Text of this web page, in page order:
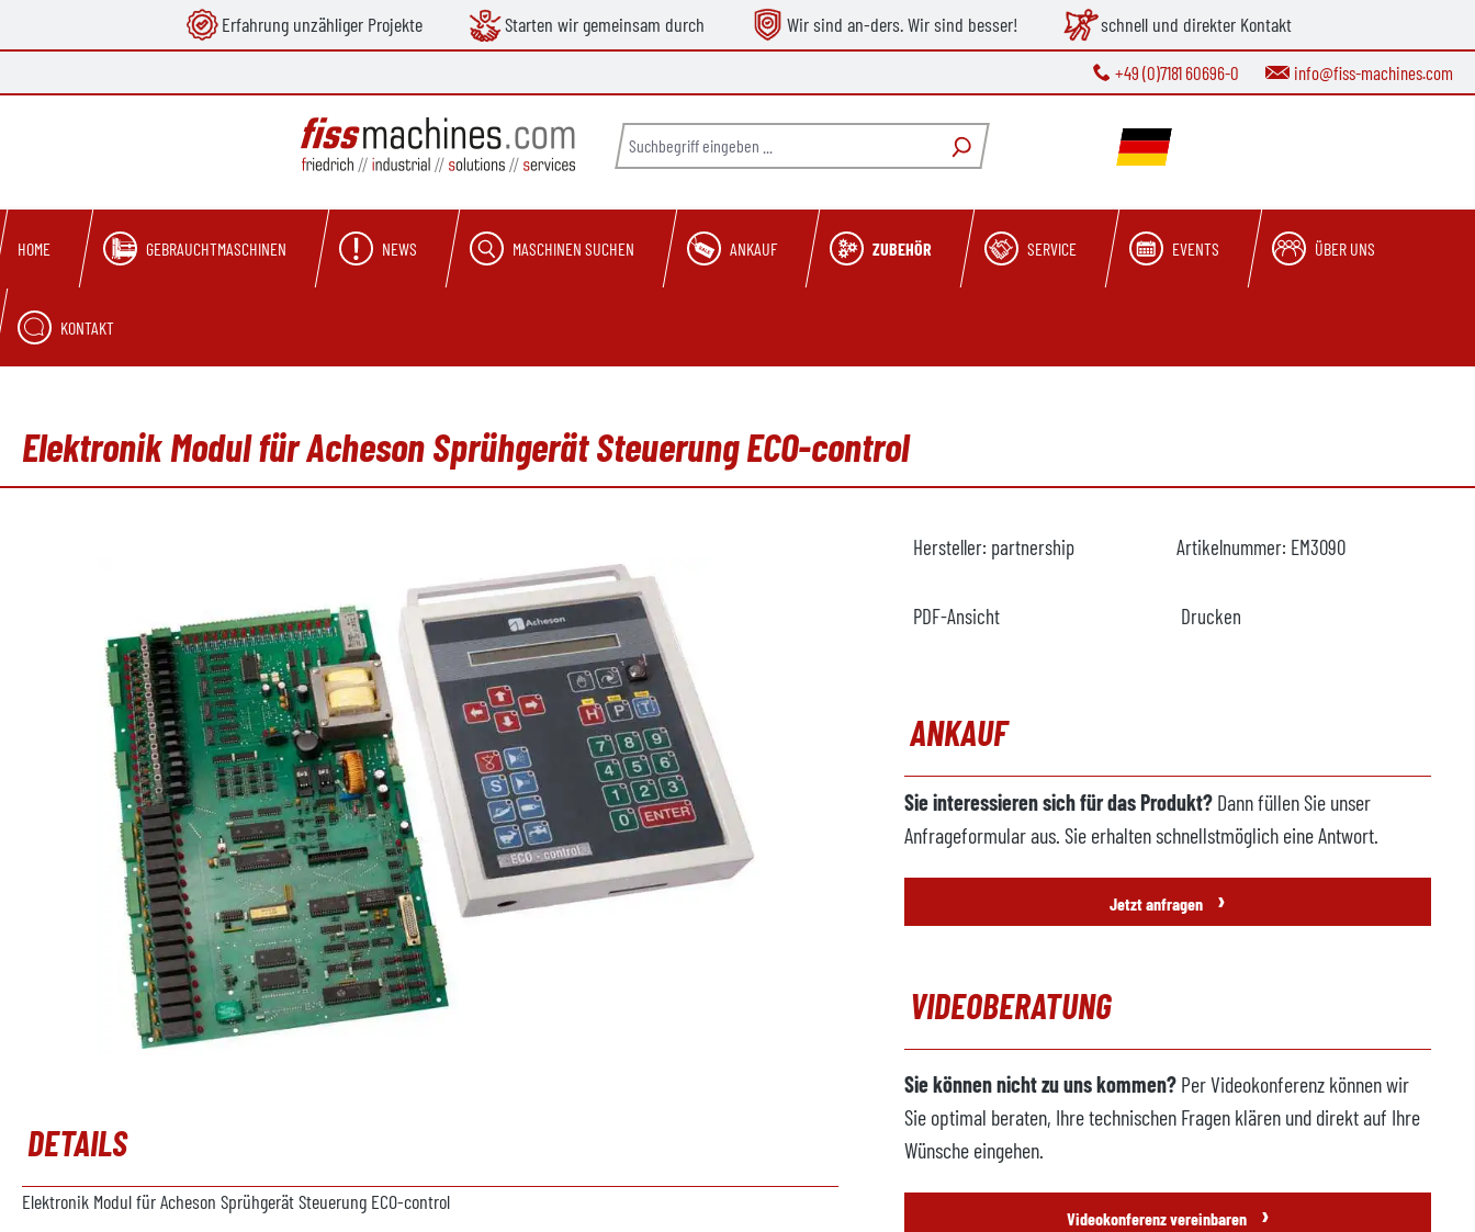
Zur Hauptnavigation springenErfahrung unzähliger Projekte Starten wir gemeinsam durch Wir sind an-ders. Wir sind besser! schnell und direkter Kontakt
+49 (0)7181 60696-0 info@fiss-machines.com
HOME GEBRAUCHTMASCHINEN NEWS MASCHINEN SUCHEN ANKAUF ZUBEHÖR SERVICE EVENTS ÜBER UNS
KONTAKT
Elektronik Modul für Acheson Sprühgerät Steuerung ECO-control
DETAILS
Elektronik Modul für Acheson Sprühgerät Steuerung ECO-control
Hersteller: partnership Artikelnummer: EM3090
PDF-Ansicht Drucken
ANKAUF
Sie interessieren sich für das Produkt? Dann füllen Sie unser
Anfrageformular aus. Sie erhalten schnellstmöglich eine Antwort.
Jetzt anfragen ›
VIDEOBERATUNG
Sie können nicht zu uns kommen? Per Videokonferenz können wir
Sie optimal beraten, Ihre technischen Fragen klären und direkt auf Ihre
Wünsche eingehen.
Videokonferenz vereinbaren ›